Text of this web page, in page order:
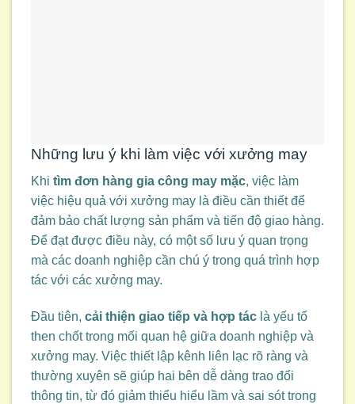
Những lưu ý khi làm việc với xưởng may
Khi tìm đơn hàng gia công may mặc, việc làm
việc hiệu quả với xưởng may là điều cần thiết để
đảm bảo chất lượng sản phẩm và tiến độ giao hàng.
Để đạt được điều này, có một số lưu ý quan trọng
mà các doanh nghiệp cần chú ý trong quá trình hợp
tác với các xưởng may.
Đầu tiên, cải thiện giao tiếp và hợp tác là yếu tố
then chốt trong mối quan hệ giữa doanh nghiệp và
xưởng may. Việc thiết lập kênh liên lạc rõ ràng và
thường xuyên sẽ giúp hai bên dễ dàng trao đổi
thông tin, từ đó giảm thiểu hiểu lầm và sai sót trong